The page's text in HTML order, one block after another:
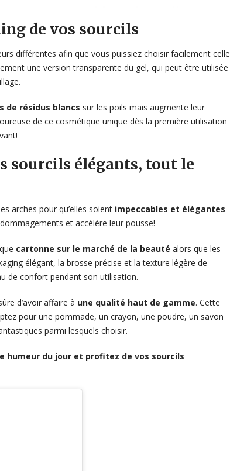
de vos sourcils
différentes afin que vous puissiez choisir facilement celle
une version transparente du gel, qui peut être utilisée
de résidus blancs sur les poils mais augmente leur
de ce cosmétique unique dès la première utilisation
sourcils élégants, tout le
arches pour qu’elles soient impeccables et élégantes
et accélère leur pousse!
cartonne sur le marché de la beauté alors que les
élégant, la brosse précise et la texture légère de
de confort pendant son utilisation.
d’avoir affaire à une qualité haut de gamme. Cette
pour une pommade, un crayon, une poudre, un savon
parmi lesquels choisir.
humeur du jour et profitez de vos sourcils